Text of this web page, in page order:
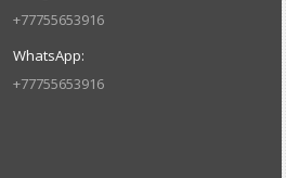
+77755653916
+77755653916